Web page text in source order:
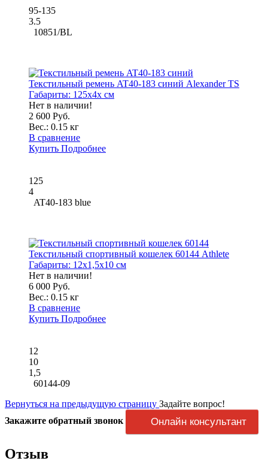
95-135
3.5
10851/BL
Текстильный ремень AT40-183 синий Alexander TS
Габариты: 125x4x см
Нет в наличии!
2 600 Руб.
Вес.: 0.15 кг
В сравнение
Купить Подробнее
125
4
AT40-183 blue
Текстильный спортивный кошелек 60144 Athlete
Габариты: 12x1,5x10 см
Нет в наличии!
6 000 Руб.
Вес.: 0.15 кг
В сравнение
Купить Подробнее
12
10
1,5
60144-09
Вернуться на предыдущую страницу Задайте вопрос!
Закажите обратный звонок
Онлайн консультант
Отзыв